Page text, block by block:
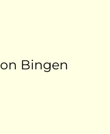
Bingen